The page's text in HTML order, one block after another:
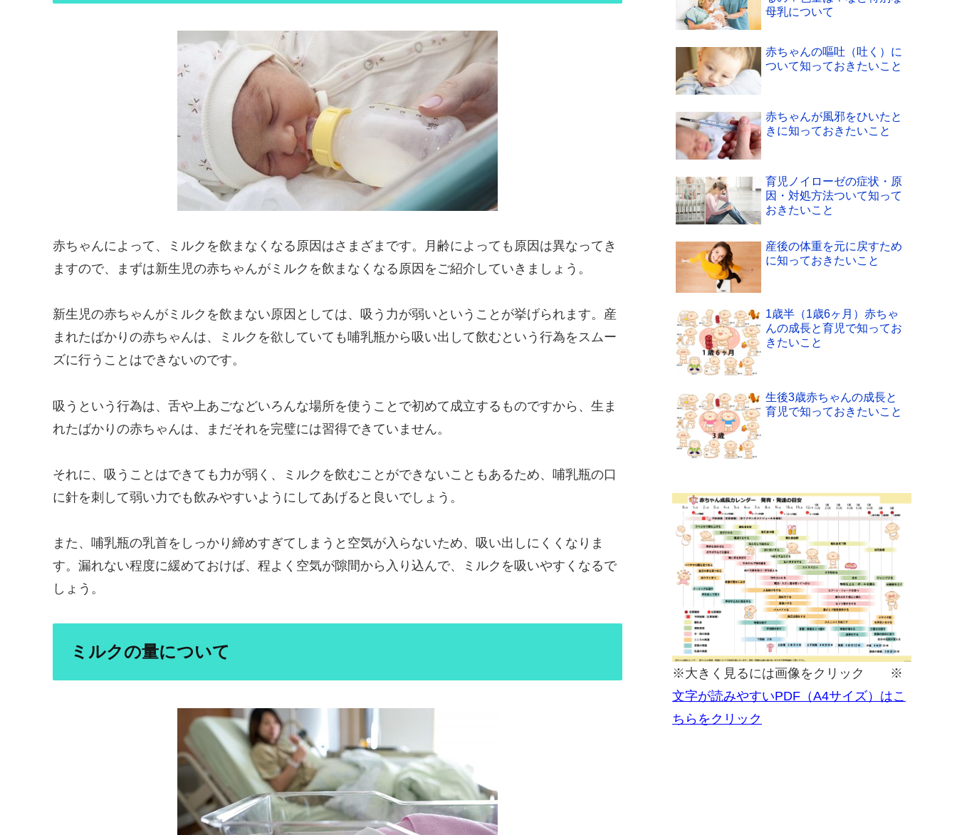
赤ちゃんによって、ミルクを飲まなくなる原因はさまざまです。月齢によっても原因は異なってき
ますので、まずは新生児の赤ちゃんがミルクを飲まなくなる原因をご紹介していきましょう。
新生児の赤ちゃんがミルクを飲まない原因としては、吸う力が弱いということが挙げられます。産
まれたばかりの赤ちゃんは、ミルクを欲していても哺乳瓶から吸い出して飲むという行為をスムー
ズに行うことはできないのです。
吸うという行為は、舌や上あごなどいろんな場所を使うことで初めて成立するものですから、生ま
れたばかりの赤ちゃんは、まだそれを完璧には習得できていません。
それに、吸うことはできても力が弱く、ミルクを飲むことができないこともあるため、哺乳瓶の口
に針を刺して弱い力でも飲みやすいようにしてあげると良いでしょう。
また、哺乳瓶の乳首をしっかり締めすぎてしまうと空気が入らないため、吸い出しにくくなりま
す。漏れない程度に緩めておけば、程よく空気が隙間から入り込んで、ミルクを吸いやすくなるで
しょう。
ミルクの量について
母乳について
赤ちゃんの嘔吐（吐く）に
ついて知っておきたいこと
赤ちゃんが風邪をひいたと
きに知っておきたいこと
育児ノイローゼの症状・原
因・対処方法ついて知って
おきたいこと
産後の体重を元に戻すため
に知っておきたいこと
1歳半（1歳6ヶ月）赤ちゃ
んの成長と育児で知ってお
きたいこと
生後3歳赤ちゃんの成長と
育児で知っておきたいこと
※大きく見るには画像をクリック ※
文字が読みやすいPDF（A4サイズ）はこ
ちらをクリック